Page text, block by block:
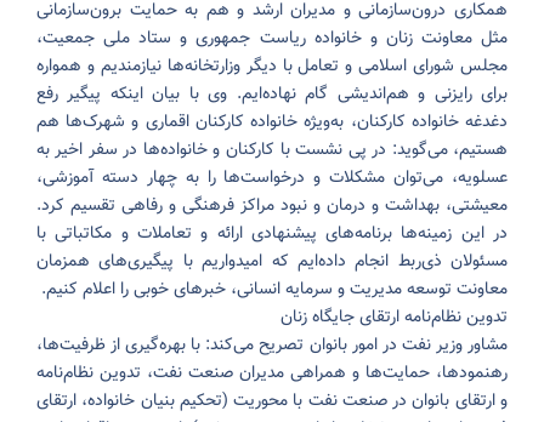
همکاری درون‌سازمانی و مدیران ارشد و هم به حمایت برون‌سازمانی
مثل معاونت زنان و خانواده ریاست جمهوری و ستاد ملی جمعیت،
مجلس شورای اسلامی و تعامل با دیگر وزارتخانه‌ها نیازمندیم و همواره
برای رایزنی و هم‌اندیشی گام نهاده‌ایم. وی با بیان اینکه پیگیر رفع
دغدغه خانواده کارکنان، به‌ویژه خانواده کارکنان اقماری و شهرک‌ها هم
هستیم، می‌گوید: در پی نشست با کارکنان و خانواده‌ها در سفر اخیر به
عسلویه، می‌توان مشکلات و درخواست‌ها را به چهار دسته آموزشی،
معیشتی، بهداشت و درمان و نبود مراکز فرهنگی و رفاهی تقسیم کرد.
در این زمینه‌ها برنامه‌های پیشنهادی ارائه و تعاملات و مکاتباتی با
مسئولان ذی‌ربط انجام داده‌ایم که امیدواریم با پیگیری‌های همزمان
معاونت توسعه مدیریت و سرمایه انسانی، خبرهای خوبی را اعلام کنیم.
تدوین نظام‌نامه ارتقای جایگاه زنان
مشاور وزیر نفت در امور بانوان تصریح می‌کند: با بهره‌گیری از ظرفیت‌ها،
رهنمودها، حمایت‌ها و همراهی مدیران صنعت نفت، تدوین نظام‌نامه
و ارتقای بانوان در صنعت نفت با محوریت (تحکیم بنیان خانواده، ارتقای